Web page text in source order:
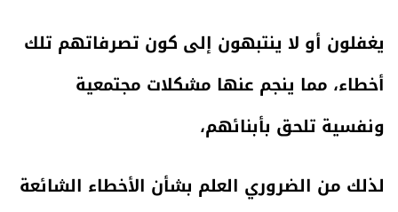
يغفلون أو لا ينتبهون إلى كون تصرفاتهم تلك
أخطاء، مما ينجم عنها مشكلات مجتمعية
ونفسية تلحق بأبنائهم،
لذلك من الضروري العلم بشأن الأخطاء الشائعة